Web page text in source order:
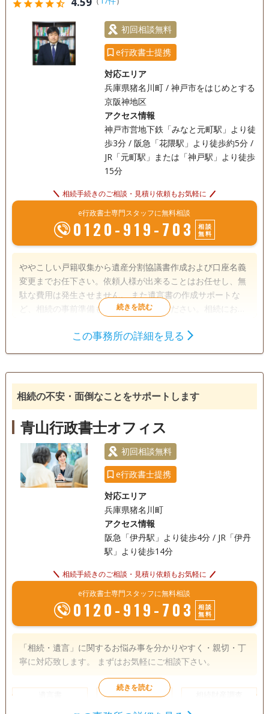
starstarstarstarstar_half
初回相談無料
e行政書士提携
対応エリア
兵庫県猪名川町 / 神戸市をはじめとする
京阪神地区
アクセス情報
神戸市営地下鉄「みなと元町駅」より徒
歩3分 / 阪急「花隈駅」より徒歩約5分 /
JR「元町駅」または「神戸駅」より徒歩
15分
相続手続きのご相談・見積り依頼もお気軽に
e行政書士専門スタッフに無料相談
0120-919-703
相談
無料
ややこしい戸籍収集から遺産分割協議書作成および口座名義
変更までお任下さい。依頼人様が出来ることはお任せし、無
駄な費用は発生させません。 また遺言書の作成サポートな
ど、相続の事前準備もお気軽にご相談ください。相続におい
の手間を大きく減らすことができるでしょう。 中小企業診断
遺産分割
電話相談可 訪問可 土日相談可 初回相談無料
この事務所の詳細を見る
相続の不安・面倒なことをサポートします
青山行政書士オフィス
初回相談無料
e行政書士提携
対応エリア
兵庫県猪名川町
アクセス情報
阪急「伊丹駅」より徒歩4分 / JR「伊丹
駅」より徒歩14分
相続手続きのご相談・見積り依頼もお気軽に
e行政書士専門スタッフに無料相談
0120-919-703
相談
無料
「相続・遺言」に関するお悩み事を分かりやすく・親切・丁
寧に対応致します。 まずはお気軽にご相談下さい。
遺産分割